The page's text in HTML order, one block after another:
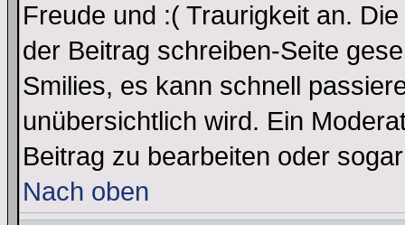
Freude und :( Traurigkeit an.
der Beitrag schreiben-Seite
Smilies, es kann schnell
unübersichtlich wird. Ein
Beitrag zu bearbeiten oder
Nach oben